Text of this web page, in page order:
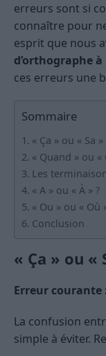
erreurs sont si
connaître pour
esprit que nous
d’orthographe
ces erreurs une
Sommaire
« Ça » ou « Sa »
« Quand » ou «
Les
« A » ou « À » ?
« Ou » ou « Où
Conclusion
« Ça » ou «
Erreur courante
La confusion
simple à éviter.